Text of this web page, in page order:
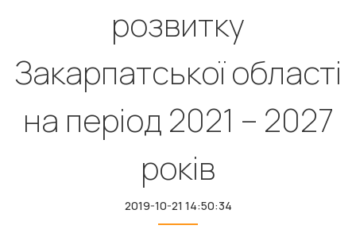
розвитку
Закарпатської області
на період 2021 – 2027
років
2019-10-21 14:50:34